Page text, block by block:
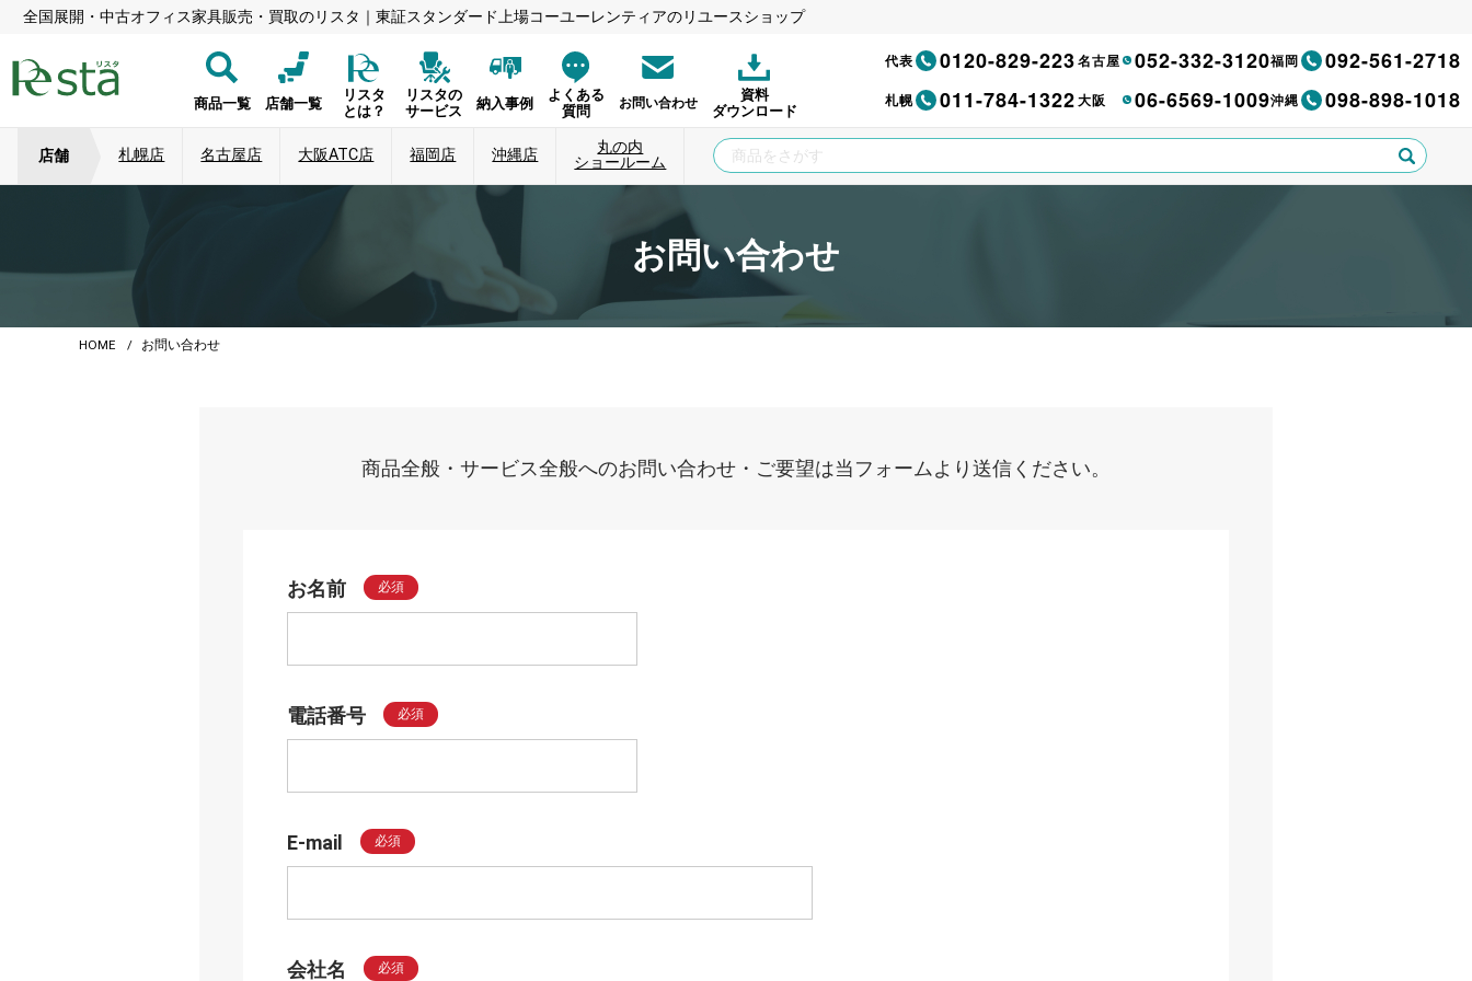
全国展開・中古オフィス家具販売・買取のリスタ｜東証スタンダード上場コーユーレンティアのリユースショップ
商品一覧 店舗一覧
リスタ
とは？
リスタの
サービス
納入事例
よくある
質問
お問い合わせ
資料
ダウンロード
代表 0120-829-223名古屋 052-332-3120福岡 092-561-2718
札幌 011-784-1322大阪 06-6569-1009沖縄 098-898-1018
店舗 札幌店 名古屋店 大阪ATC店 福岡店 沖縄店
丸の内
ショールーム
お問い合わせ
HOME お問い合わせ
商品全般・サービス全般へのお問い合わせ・ご要望は当フォームより送信ください。
お名前 必須
電話番号 必須
E-mail 必須
会社名 必須